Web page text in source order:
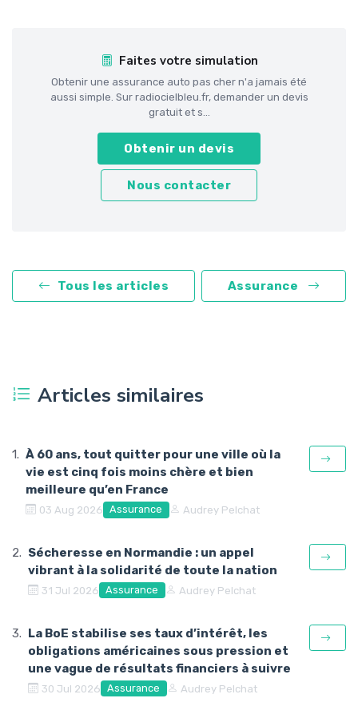
Faites votre simulation
Obtenir une assurance auto pas cher n'a jamais été
aussi simple. Sur radiocielbleu.fr, demander un devis
gratuit et s...
Obtenir un devis
Nous contacter
Tous les articles Assurance
Articles similaires
À 60 ans, tout quitter pour une ville où la
vie est cinq fois moins chère et bien
meilleure qu’en France
03 Aug 2026 Assurance Audrey Pelchat
Sécheresse en Normandie : un appel
vibrant à la solidarité de toute la nation
31 Jul 2026 Assurance Audrey Pelchat
La BoE stabilise ses taux d’intérêt, les
obligations américaines sous pression et
une vague de résultats financiers à suivre
30 Jul 2026 Assurance Audrey Pelchat